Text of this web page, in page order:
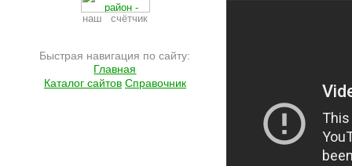
наш счётчик
Быстрая навигация по сайту:
Главная
Каталог сайтов Справочник